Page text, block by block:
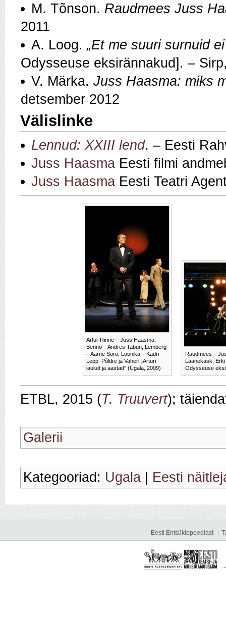
M. Tõnson. Raudmees Juss
2011
A. Loog. „Et me suuri surnuid
Odysseuse eksirännakud]. –
V. Märka. Juss Haasma: miks
detsember 2012
Välislinke
Lennud: XXIII lend. – Eesti
Juss Haasma Eesti filmi
Juss Haasma Eesti Teatri
Artur Rinne – Juss Haasma,
Benno – Andres Tabun, Lemberg
– Aarne Soro, Loonika – Kadri
Lepp. Põldre ja Vaheri „Arturi
laulud ja aastad” (Ugala, 2009)
Raudmees –
Laanekask, Erki
Odysseuse
ETBL, 2015 (T. Truuvert);
Galerii
Kategooriad: Ugala Eesti
Eesti Entsüklopeediast